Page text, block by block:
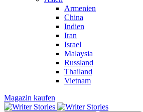
Armenien
China
Indien
Iran
Israel
Malaysia
Russland
Thailand
Vietnam
Magazin kaufen